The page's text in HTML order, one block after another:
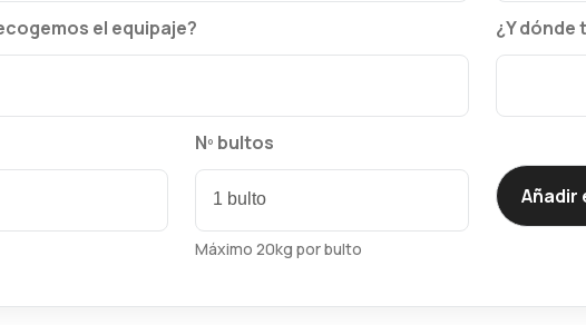
el equipaje? ¿Y dónde
Nº bultos
Máximo 20kg por bulto